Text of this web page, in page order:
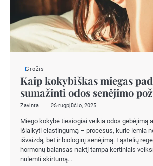
Grožis
Kaip kokybiškas miegas
sumažinti odos senėjimo
Zavinta 26 rugpjūčio, 2025
Miego kokybė tiesiogiai veikia odos gebėjimą
išlaikyti elastingumą – procesus, kurie lemia
išvaizdą, bet ir biologinį senėjimą. Ląstelių
hormonų balansas naktį tampa kertiniais
nulemti skirtumą…